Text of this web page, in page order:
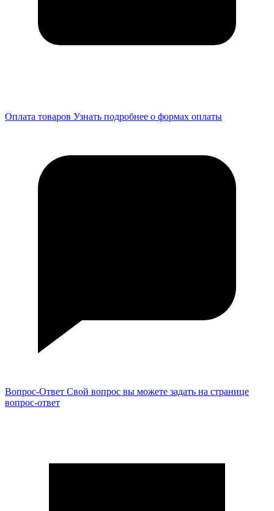
Оплата товаров Узнать подробнее о формах оплаты
Вопрос-Ответ Свой вопрос вы можете задать на странице
вопрос-ответ